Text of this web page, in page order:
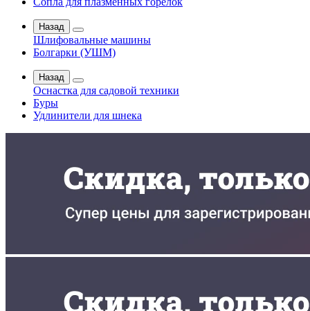
Назад
Шлифовальные машины
Болгарки (УШМ)
Назад
Оснастка для садовой техники
Буры
Удлинители для шнека